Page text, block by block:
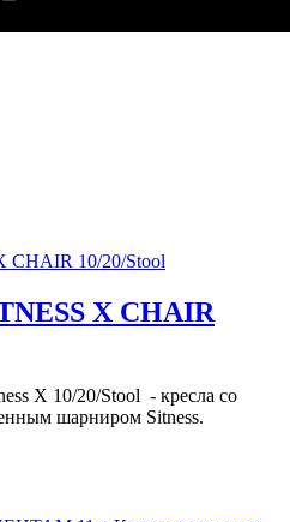
X CHAIR
X 10/20/Stool - кресла со
шарниром Sitness.